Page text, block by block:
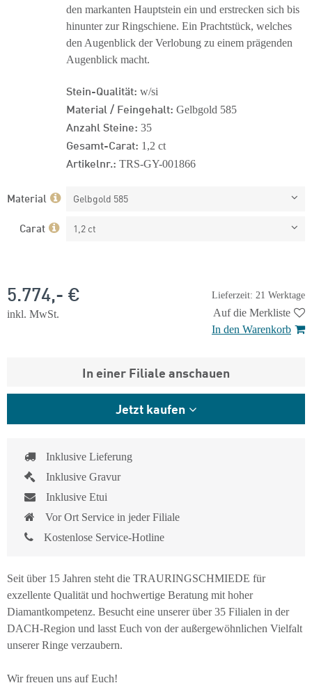
den markanten Hauptstein ein und erstrecken sich bis
hinunter zur Ringschiene. Ein Prachtstück, welches
den Augenblick der Verlobung zu einem prägenden
Augenblick macht.
Stein-Qualität: w/si
Material / Feingehalt: Gelbgold 585
Anzahl Steine: 35
Gesamt-Carat: 1,2 ct
Artikelnr.: TRS-GY-001866
Material Gelbgold 585
Carat 1,2 ct
Lieferzeit: 21 Werktage
5.774,- €
inkl. MwSt.
Auf die Merkliste
In den Warenkorb
In einer Filiale anschauen
Jetzt kaufen
Inklusive Lieferung
Inklusive Gravur
Inklusive Etui
Vor Ort Service in jeder Filiale
Kostenlose Service-Hotline
Seit über 15 Jahren steht die TRAURINGSCHMIEDE für
exzellente Qualität und hochwertige Beratung mit hoher
Diamantkompetenz. Besucht eine unserer über 35 Filialen in der
DACH-Region und lasst Euch von der außergewöhnlichen Vielfalt
unserer Ringe verzaubern.
Wir freuen uns auf Euch!